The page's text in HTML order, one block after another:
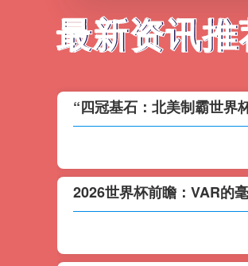
最新资讯
最新资讯
“四冠基石：北美制霸世界
2026世界杯前瞻：VAR的